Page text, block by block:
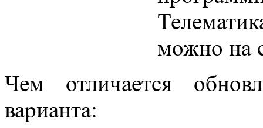
можно на
Чем отличается
варианта: